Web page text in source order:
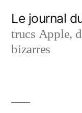
contenu
Le journal
trucs Apple,
bizarres